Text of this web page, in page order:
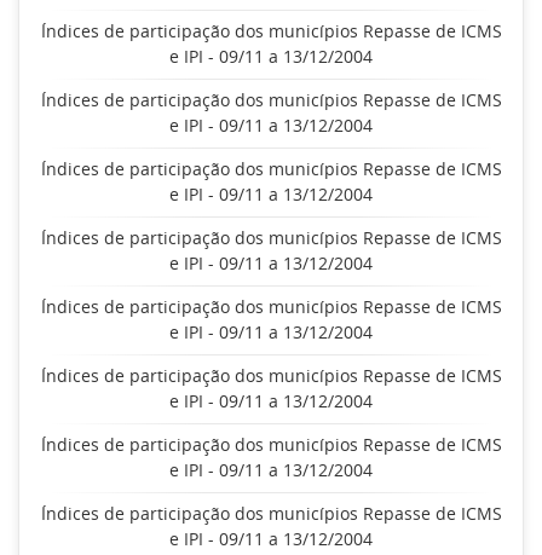
Índices de participação dos municípios Repasse de ICMS
e IPI - 09/11 a 13/12/2004
Índices de participação dos municípios Repasse de ICMS
e IPI - 09/11 a 13/12/2004
Índices de participação dos municípios Repasse de ICMS
e IPI - 09/11 a 13/12/2004
Índices de participação dos municípios Repasse de ICMS
e IPI - 09/11 a 13/12/2004
Índices de participação dos municípios Repasse de ICMS
e IPI - 09/11 a 13/12/2004
Índices de participação dos municípios Repasse de ICMS
e IPI - 09/11 a 13/12/2004
Índices de participação dos municípios Repasse de ICMS
e IPI - 09/11 a 13/12/2004
Índices de participação dos municípios Repasse de ICMS
e IPI - 09/11 a 13/12/2004